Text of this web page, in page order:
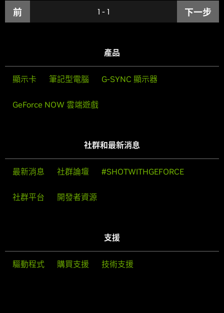
前 1 - 1 下一步
產品
顯示卡 筆記型電腦 G-SYNC 顯示器
GeForce NOW 雲端遊戲
社群和最新消息
最新消息 社群論壇 #SHOTWITHGEFORCE
社群平台 開發者資源
支援
驅動程式 購買支援 技術支援